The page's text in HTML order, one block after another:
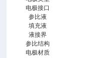
电极接口
参比液
填充液
液接界
参比结构
电极材质